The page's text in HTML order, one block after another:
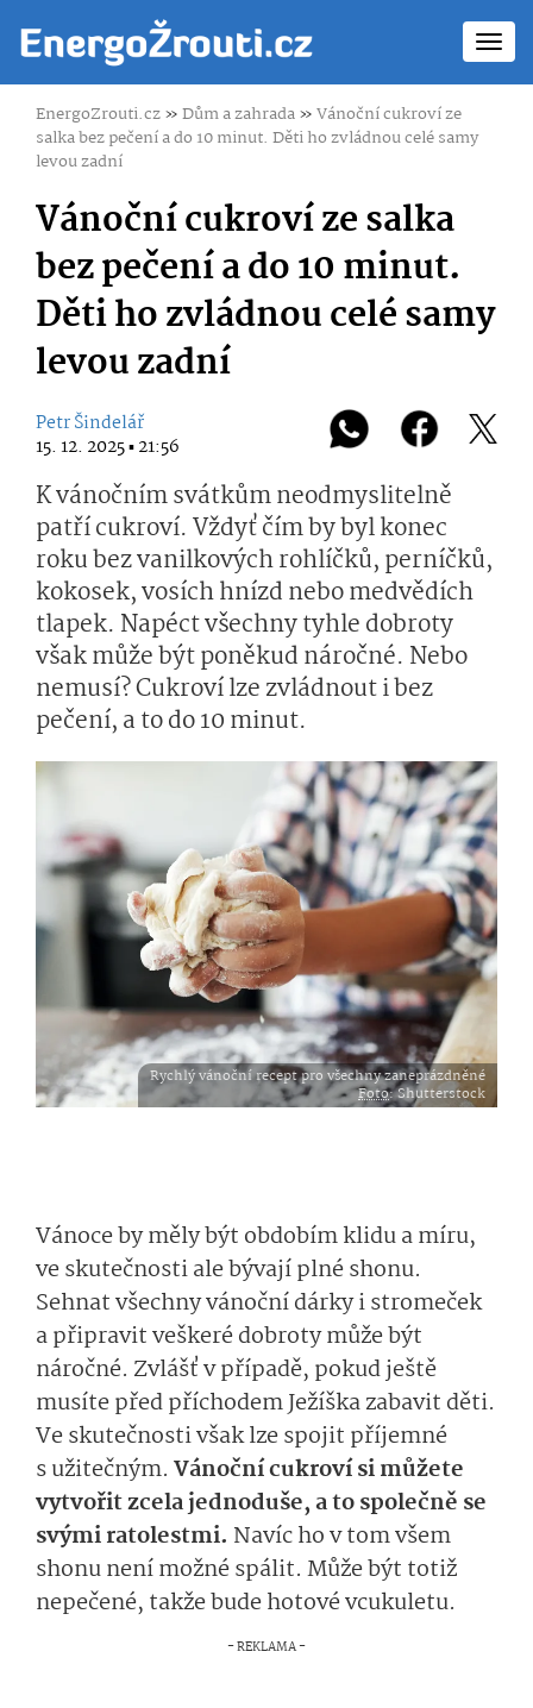
EnergoZrouti.cz»Dům a zahrada»Vánoční cukroví ze
salka bez pečení a do 10 minut. Děti ho zvládnou celé samy
levou zadní
Vánoční cukroví ze salka
bez pečení a do 10 minut.
Děti ho zvládnou celé samy
levou zadní
Petr Šindelář
15. 12. 2025 ▪ 21:56
K vánočním svátkům neodmyslitelně
patří cukroví. Vždyť čím by byl konec
roku bez vanilkových rohlíčků, perníčků,
kokosek, vosích hnízd nebo medvědích
tlapek. Napéct všechny tyhle dobroty
však může být poněkud náročné. Nebo
nemusí? Cukroví lze zvládnout i bez
pečení, a to do 10 minut.
Rychlý vánoční recept pro všechny zaneprázdněné
Foto: Shutterstock
Vánoce by měly být obdobím klidu a míru,
ve skutečnosti ale bývají plné shonu.
Sehnat všechny vánoční dárky i stromeček
a připravit veškeré dobroty může být
náročné. Zvlášť v případě, pokud ještě
musíte před příchodem Ježíška zabavit děti.
Ve skutečnosti však lze spojit příjemné
s užitečným. Vánoční cukroví si můžete
vytvořit zcela jednoduše, a to společně se
svými ratolestmi. Navíc ho v tom všem
shonu není možné spálit. Může být totiž
nepečené, takže bude hotové vcukuletu.